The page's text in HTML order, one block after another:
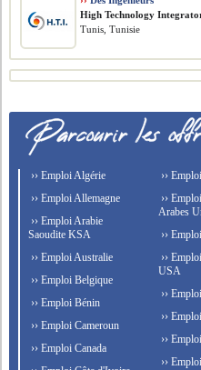
High Technology
Tunis, Tunisie
›› Emploi Algérie
›› Emploi Allemagne
›› Emploi Arabie
Saoudite KSA
›› Emploi Australie
›› Emploi Belgique
›› Emploi Bénin
›› Emploi Cameroun
›› Emploi Canada
››
››
Arabes
››
››
USA
››
››
››
››